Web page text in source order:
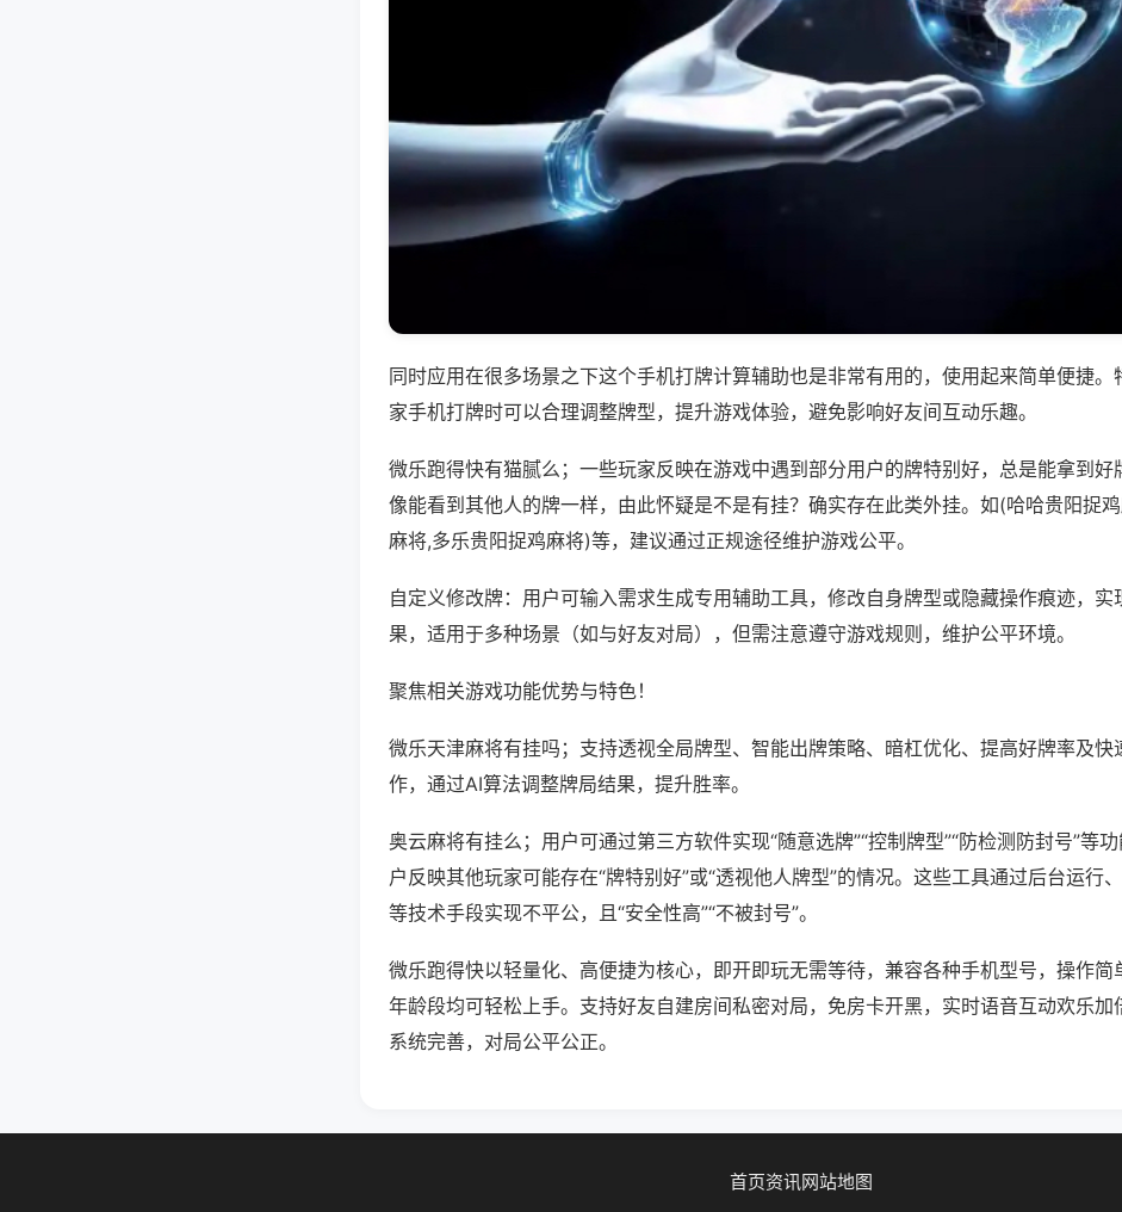
同时应用在很多场景之下这个手机打牌计算辅助也是非常有用的，使用起来简单便捷。
家手机打牌时可以合理调整牌型，提升游戏体验，避免影响好友间互动乐趣。
微乐跑得快有猫腻么；一些玩家反映在游戏中遇到部分用户的牌特别好，总是能拿到好
像能看到其他人的牌一样，由此怀疑是不是有挂？确实存在此类外挂。如(哈哈贵阳捉
麻将,多乐贵阳捉鸡麻将)等，建议通过正规途径维护游戏公平。
自定义修改牌：用户可输入需求生成专用辅助工具，修改自身牌型或隐藏操作痕迹，实
果，适用于多种场景（如与好友对局），但需注意遵守游戏规则，维护公平环境。
聚焦相关游戏功能优势与特色！
微乐天津麻将有挂吗；支持透视全局牌型、智能出牌策略、暗杠优化、提高好牌率及快
作，通过AI算法调整牌局结果，提升胜率。
奥云麻将有挂么；用户可通过第三方软件实现“随意选牌”“控制牌型”“防检测防封号”等
户反映其他玩家可能存在“牌特别好”或“透视他人牌型”的情况。这些工具通过后台运行
等技术手段实现不平公，且“安全性高”“不被封号”。
微乐跑得快以轻量化、高便捷为核心，即开即玩无需等待，兼容各种手机型号，操作简
年龄段均可轻松上手。支持好友自建房间私密对局，免房卡开黑，实时语音互动欢乐加
系统完善，对局公平公正。
首页资讯网站地图